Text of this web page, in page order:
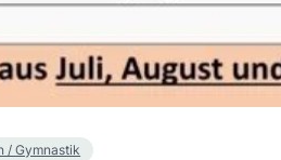
/ Gymnastik